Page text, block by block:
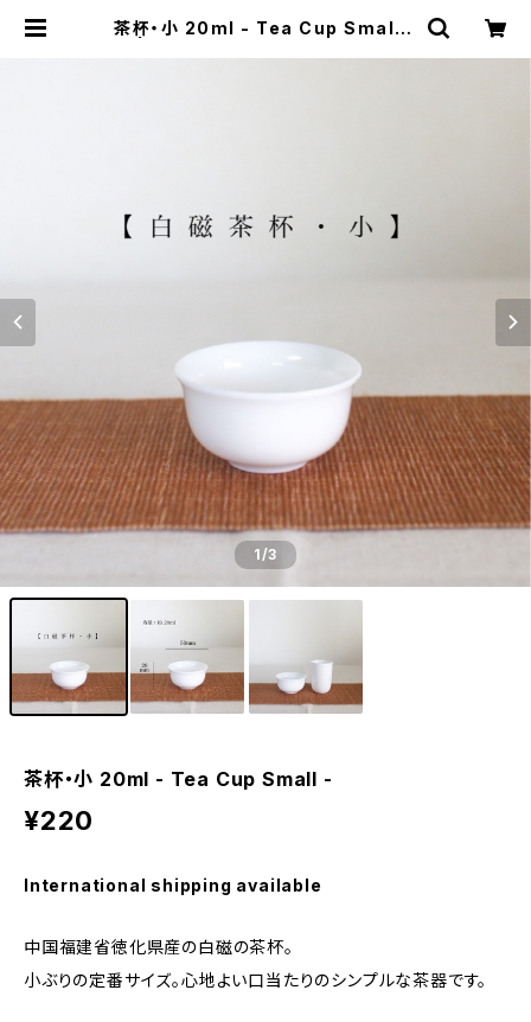
茶杯・小 20ml - Tea Cup Small -
1/3
茶杯・小 20ml - Tea Cup Small -
¥220
International shipping available
中国福建省徳化県産の白磁の茶杯。
小ぶりの定番サイズ。心地よい口当たりのシンプルな茶器です。